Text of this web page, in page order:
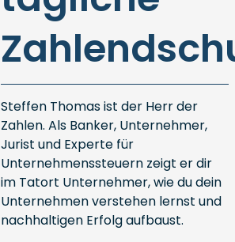
Steffen Thomas ist der Herr der
Zahlen. Als Banker, Unternehmer,
Jurist und Experte für
Unternehmenssteuern zeigt er dir
im Tatort Unternehmer, wie du dein
Unternehmen verstehen lernst und
nachhaltigen Erfolg aufbaust.